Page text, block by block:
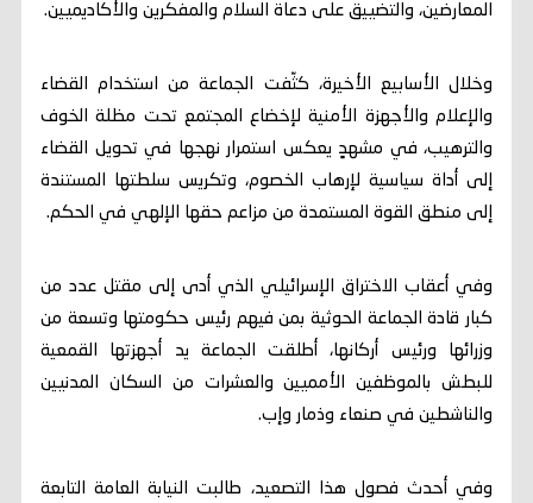
المعارضين، والتضييق على دعاة السلام والمفكرين والأكاديميين.
وخلال الأسابيع الأخيرة، كثّفت الجماعة من استخدام القضاء
والإعلام والأجهزة الأمنية لإخضاع المجتمع تحت مظلة الخوف
والترهيب، في مشهدٍ يعكس استمرار نهجها في تحويل القضاء
إلى أداة سياسية لإرهاب الخصوم، وتكريس سلطتها المستندة
إلى منطق القوة المستمدة من مزاعم حقها الإلهي في الحكم.
وفي أعقاب الاختراق الإسرائيلي الذي أدى إلى مقتل عدد من
كبار قادة الجماعة الحوثية بمن فيهم رئيس حكومتها وتسعة من
وزرائها ورئيس أركانها، أطلقت الجماعة يد أجهزتها القمعية
للبطش بالموظفين الأمميين والعشرات من السكان المدنيين
والناشطين في صنعاء وذمار وإب.
وفي أحدث فصول هذا التصعيد، طالبت النيابة العامة التابعة